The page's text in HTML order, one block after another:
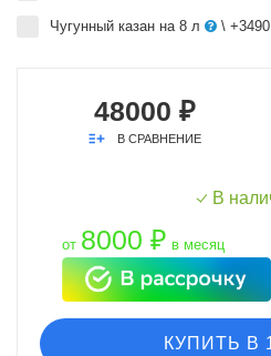
Чугунный казан на 8 л \
48000 ₽
В СРАВНЕНИЕ
В
от 8000 ₽ в месяц
КУПИТЬ В